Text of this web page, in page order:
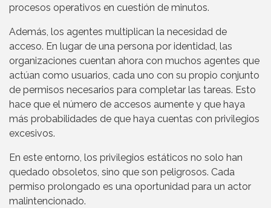
procesos operativos en cuestión de minutos.
Además, los agentes multiplican la necesidad de
acceso. En lugar de una persona por identidad, las
organizaciones cuentan ahora con muchos agentes que
actúan como usuarios, cada uno con su propio conjunto
de permisos necesarios para completar las tareas. Esto
hace que el número de accesos aumente y que haya
más probabilidades de que haya cuentas con privilegios
excesivos.
En este entorno, los privilegios estáticos no solo han
quedado obsoletos, sino que son peligrosos. Cada
permiso prolongado es una oportunidad para un actor
malintencionado.